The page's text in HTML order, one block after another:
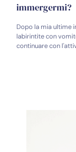
immergermi?
Dopo la mia ultime
labirintite con
continuare con